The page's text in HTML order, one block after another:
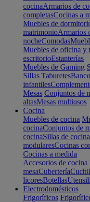
cocinaArmarios de
completasCocinas a
Muebles de
matrimonioArmarios
nocheComodas
Muebles de oficina y
escritorioEstanterías
Muebles de Gaming
Sillas Taburetes
infantiles
Mesas Conjuntos de
altasMesas multiusos
Cocina
Muebles de cocina
cocinaConjuntos de
cocinaSillas de cocina
modularesCocinas
Cocinas a medida
Accesorios de cocina
mesaCubertería
licoresBotellas
Electrodomésticos
Frigoríficos